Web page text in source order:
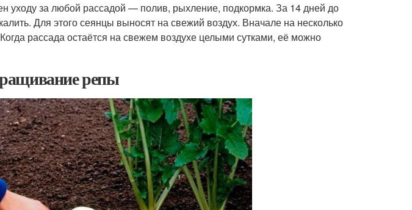
уходу за любой рассадой — полив, рыхление, подкормка. За 14 дней до
Для этого сеянцы выносят на свежий воздух. Вначале на несколько
рассада остаётся на свежем воздухе целыми сутками, её можно
репы